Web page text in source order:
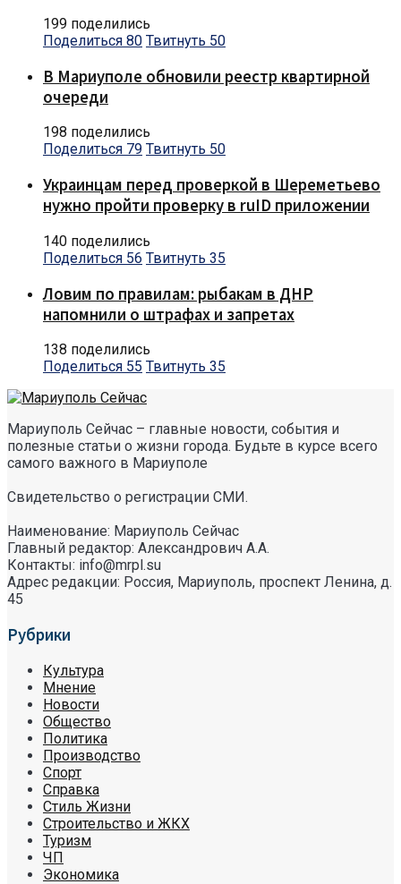
199 поделились
Поделиться 80 Твитнуть 50
В Мариуполе обновили реестр квартирной
очереди
198 поделились
Поделиться 79 Твитнуть 50
Украинцам перед проверкой в Шереметьево
нужно пройти проверку в ruID приложении
140 поделились
Поделиться 56 Твитнуть 35
Ловим по правилам: рыбакам в ДНР
напомнили о штрафах и запретах
138 поделились
Поделиться 55 Твитнуть 35
Мариуполь Сейчас – главные новости, события и
полезные статьи о жизни города. Будьте в курсе всего
самого важного в Мариуполе
Свидетельство о регистрации СМИ.
Наименование: Мариуполь Сейчас
Главный редактор: Александрович А.А.
Контакты: info@mrpl.su
Адрес редакции: Россия, Мариуполь, проспект Ленина, д.
45
Рубрики
Культура
Мнение
Новости
Общество
Политика
Производство
Спорт
Справка
Стиль Жизни
Строительство и ЖКХ
Туризм
ЧП
Экономика